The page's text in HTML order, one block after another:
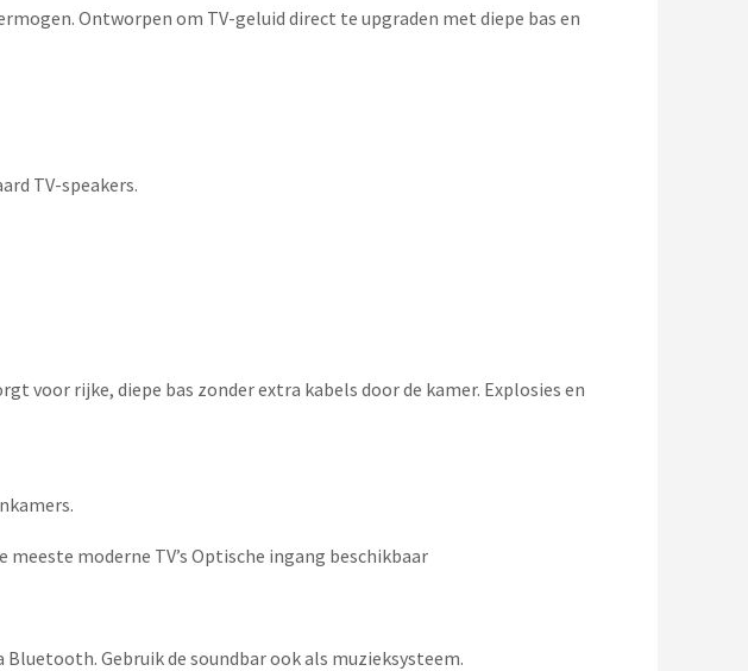
Ontworpen om TV-geluid direct te upgraden met diepe bas en
TV-speakers.
voor rijke, diepe bas zonder extra kabels door de kamer. Explosies en
moderne TV’s Optische ingang beschikbaar
Gebruik de soundbar ook als muzieksysteem.